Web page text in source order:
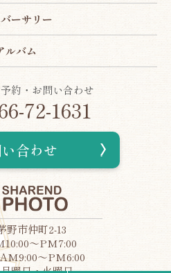
野市仲町2-13
～PM7:00
～PM6:00
ーサリー
ルバム
約・お問い合わせ
72-1631
合わせ